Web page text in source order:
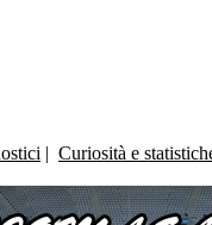
| Curiosità e